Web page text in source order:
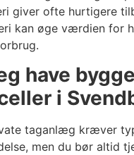
giver ofte hurtigere
kan øge værdien for
have
i
taganlæg kræver
men du bør altid